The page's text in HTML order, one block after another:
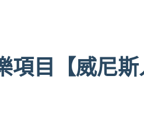
目【威尼斯